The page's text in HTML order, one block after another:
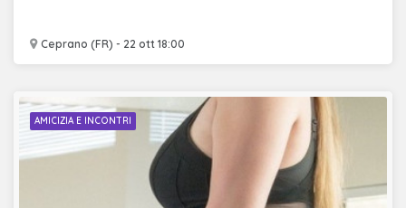
Ceprano (FR) - 22 ott 18:00
AMICIZIA E INCONTRI